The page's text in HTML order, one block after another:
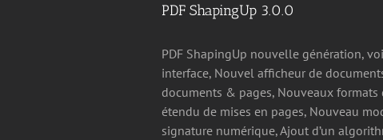
PDF ShapingUp 3.0.0
PDF ShapingUp nouvelle génération,
interface, Nouvel afficheur de
documents & pages, Nouveaux
étendu de mises en pages, Nouveau
signature numérique, Ajout d’un